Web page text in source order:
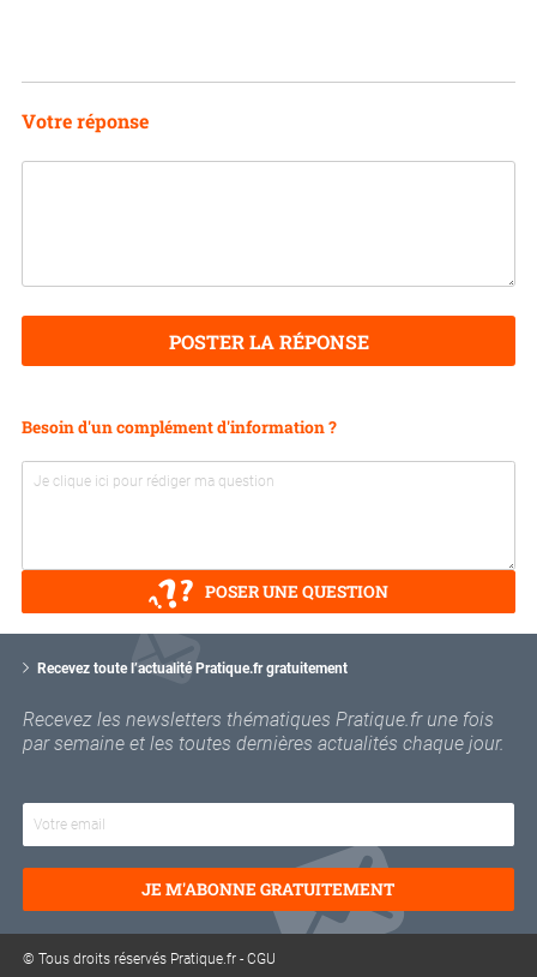
Votre réponse
POSTER LA RÉPONSE
Besoin d'un complément d'information ?
POSER UNE QUESTION
Recevez toute l’actualité Pratique.fr gratuitement
Recevez les newsletters thématiques Pratique.fr une fois
par semaine et les toutes dernières actualités chaque jour.
o
r
e
e
JE M'ABONNE GRATUITEMENT
© Tous droits réservés Pratique.fr -CGU